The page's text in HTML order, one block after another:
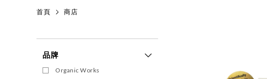
首頁 商店
品牌
Organic Works